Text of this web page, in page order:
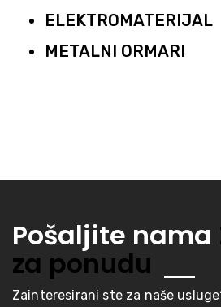
ELEKTROMATERIJAL
METALNI ORMARI
Pošaljite nama
za ponudu
Zainteresirani ste za naše